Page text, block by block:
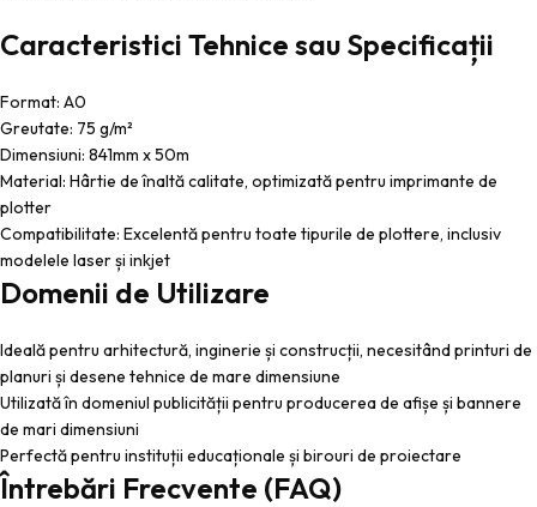
Caracteristici Tehnice sau Specificații
Format: A0
Greutate: 75 g/m²
Dimensiuni: 841mm x 50m
Material: Hârtie de înaltă calitate, optimizată pentru imprimante de
plotter
Compatibilitate: Excelentă pentru toate tipurile de plottere, inclusiv
modelele laser și inkjet
Domenii de Utilizare
Ideală pentru arhitectură, inginerie și construcții, necesitând printuri de
planuri și desene tehnice de mare dimensiune
Utilizată în domeniul publicității pentru producerea de afișe și bannere
de mari dimensiuni
Perfectă pentru instituții educaționale și birouri de proiectare
Întrebări Frecvente (FAQ)